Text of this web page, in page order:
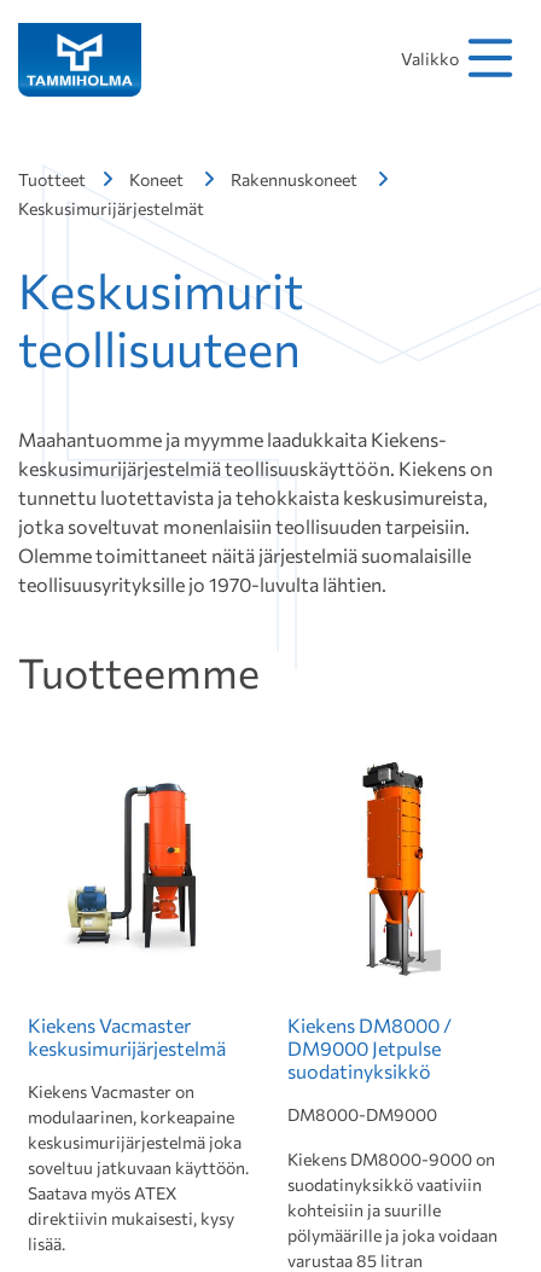
Valikko
Tuotteet Koneet
Rakennuskoneet
Keskusimurijärjestelmät
Keskusimurit
teollisuuteen
Maahantuomme ja myymme laadukkaita Kiekens-
keskusimurijärjestelmiä teollisuuskäyttöön. Kiekens on
tunnettu luotettavista ja tehokkaista keskusimureista,
jotka soveltuvat monenlaisiin teollisuuden tarpeisiin.
Olemme toimittaneet näitä järjestelmiä suomalaisille
teollisuusyrityksille jo 1970-luvulta lähtien.
Tuotteemme
Kiekens Vacmaster
keskusimurijärjestelmä
Kiekens Vacmaster on
modulaarinen, korkeapaine
keskusimurijärjestelmä joka
soveltuu jatkuvaan käyttöön.
Saatava myös ATEX
direktiivin mukaisesti, kysy
lisää.
Kiekens DM8000 /
DM9000 Jetpulse
suodatinyksikkö
DM8000-DM9000
Kiekens DM8000-9000 on
suodatinyksikkö vaativiin
kohteisiin ja suurille
pölymäärille ja joka voidaan
varustaa 85 litran